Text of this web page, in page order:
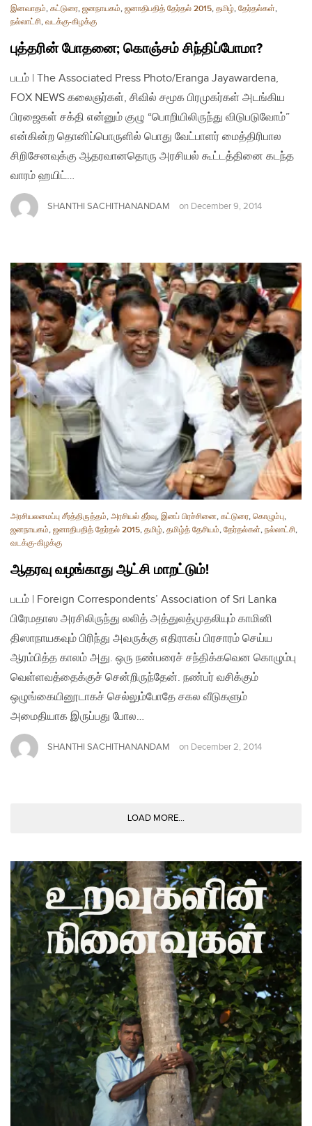
இனவாதம், கட்டுரை, ஜனநாயகம், ஜனாதிபதித் தேர்தல் 2015, தமிழ், தேர்தல்கள்,
நல்லாட்சி, வடக்கு-கிழக்கு
புத்தரின் போதனை; கொஞ்சம் சிந்திப்போமா?
படம் | The Associated Press Photo/Eranga Jayawardena,
FOX NEWS கலைஞர்கள், சிவில் சமூக பிரமுகர்கள் அடங்கிய
பிரஜைகள் சக்தி என்னும் குழு “பொறியிலிருந்து விடுபடுவோம்”
என்கின்ற தொனிப்பொருளில் பொது வேட்பாளர் மைத்திரிபால
சிறிசேனவுக்கு ஆதரவானதொரு அரசியல் கூட்டத்தினை கடந்த
வாரம் ஹயிட்…
SHANTHI SACHITHANANDAM on December 9, 2014
அரசியலமைப்பு சீர்த்திருத்தம், அரசியல் தீர்வு, இனப் பிரச்சினை, கட்டுரை, கொழும்பு,
ஜனநாயகம், ஜனாதிபதித் தேர்தல் 2015, தமிழ், தமிழ்த் தேசியம், தேர்தல்கள், நல்லாட்சி,
வடக்கு-கிழக்கு
ஆதரவு வழங்காது ஆட்சி மாறட்டும்!
படம் | Foreign Correspondents’ Association of Sri Lanka
பிரேமதாஸ அரசிலிருந்து லலித் அத்துலத்முதலியும் காமினி
திஸாநாயகவும் பிரிந்து அவருக்கு எதிராகப் பிரசாரம் செய்ய
ஆரம்பித்த காலம் அது. ஒரு நண்பரைச் சந்திக்கவென கொழும்பு
வெள்ளவத்தைக்குச் சென்றிருந்தேன். நண்பர் வசிக்கும்
ஒழுங்கையினூடாகச் செல்லும்போதே சகல வீடுகளும்
அமைதியாக இருப்பது போல…
SHANTHI SACHITHANANDAM on December 2, 2014
LOAD MORE...